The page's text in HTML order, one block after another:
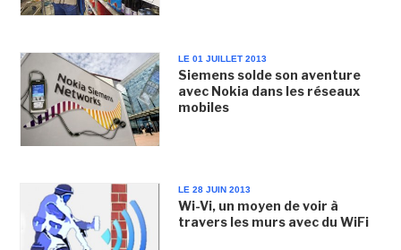
LE 01 JUILLET 2013
Siemens solde son aventure
avec Nokia dans les réseaux
mobiles
LE 28 JUIN 2013
Wi-Vi, un moyen de voir à
travers les murs avec du WiFi